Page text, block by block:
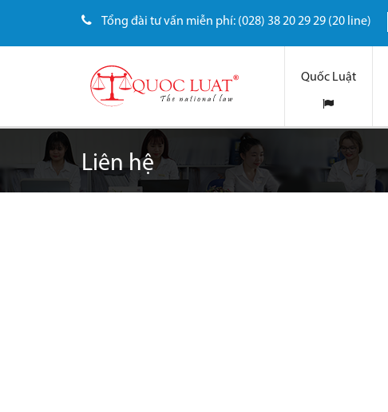
Tổng đài tư vấn miễn phí: (028) 38 20 29 29 (20 line)
Quốc Luật
Liên hệ